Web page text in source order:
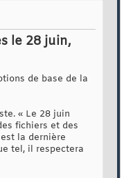
le 28 juin,
de base de la
« Le 28 juin
fichiers et des
la dernière
tel, il respectera